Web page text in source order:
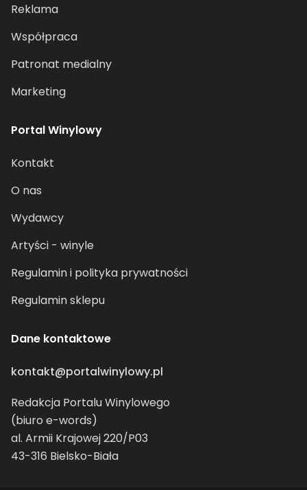
Reklama
Współpraca
Patronat medialny
Marketing
Portal Winylowy
Kontakt
O nas
Wydawcy
Artyści - winyle
Regulamin i polityka prywatności
Regulamin sklepu
Dane kontaktowe
kontakt@portalwinylowy.pl
Redakcja Portalu Winylowego
(biuro e-words)
al. Armii Krajowej 220/P03
43-316 Bielsko-Biała